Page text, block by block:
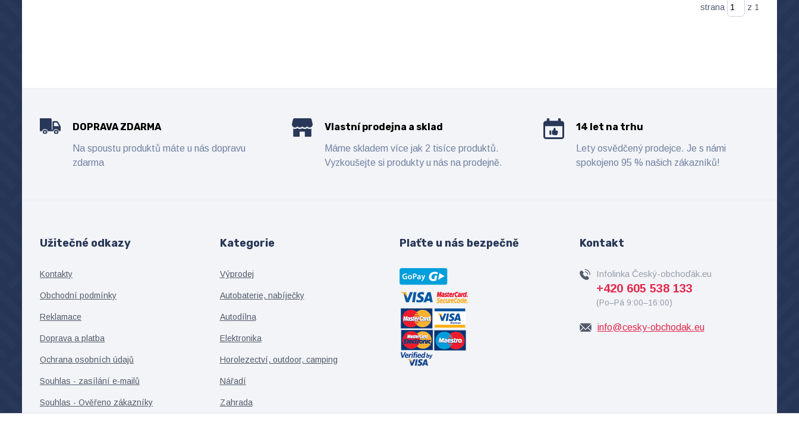
strana z 1
DOPRAVA ZDARMA
Na spoustu produktů máte u nás dopravu
zdarma
Vlastní prodejna a sklad
Máme skladem více jak 2 tisíce produktů.
Vyzkoušejte si produkty u nás na prodejně.
14 let na trhu
Lety osvědčený prodejce. Je s námi
spokojeno 95 % našich zákazníků!
Užitečné odkazy
Kontakty
Obchodní podmínky
Reklamace
Doprava a platba
Ochrana osobních údajů
Souhlas - zasílání e-mailů
Souhlas - Ověřeno zákazníky
Kategorie
Výprodej
Autobaterie, nabíječky
Autodílna
Elektronika
Horolezectví, outdoor, camping
Nářadí
Zahrada
Plaťte u nás bezpečně Kontakt
Infolinka Český-obchoďák.eu
+420 605 538 133
(Po–Pá 9:00–16:00)
info@cesky-obchodak.eu